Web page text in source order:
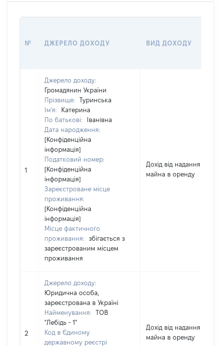
№ ДЖЕРЕЛО ДОХОДУ ВИД ДОХОДУ
1
Джерело доходу:
Громадянин України
Прізвище:
Туринська
Ім'я:
Катерина
По батькові:
Іванівна
Дата народження:
[Конфіденційна
інформація]
Податковий номер:
[Конфіденційна
інформація]
Зареєстроване місце
проживання:
[Конфіденційна
інформація]
Місце фактичного
проживання:
збігається з
зареєстрованим місцем
проживання
Дохід від надання
майна в оренду
2
Джерело доходу:
Юридична особа,
зареєстрована в Україні
Найменування:
ТОВ
"Лебідь - 1"
Код в Єдиному
державному реєстрі
Дохід від надання
майна в оренду